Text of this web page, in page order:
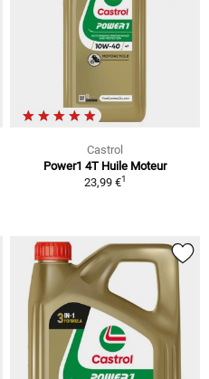
Castrol
Power1 4T Huile Moteur
23,99 €1